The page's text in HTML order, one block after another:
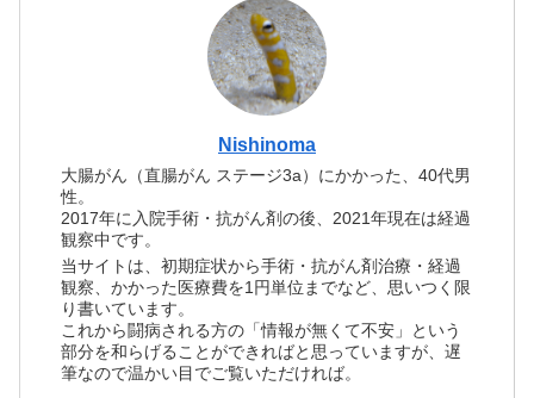
Nishinoma
大腸がん（直腸がん ステージ3a）にかかった、40代男
性。
2017年に入院手術・抗がん剤の後、2021年現在は経過
観察中です。
当サイトは、初期症状から手術・抗がん剤治療・経過
観察、かかった医療費を1円単位までなど、思いつく限
り書いています。
これから闘病される方の「情報が無くて不安」という
部分を和らげることができればと思っていますが、遅
筆なので温かい目でご覧いただければ。